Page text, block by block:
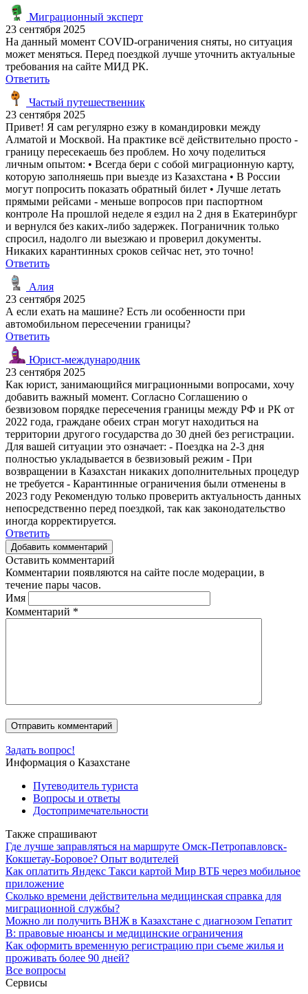
Миграционный эксперт
23 сентября 2025
На данный момент COVID-ограничения сняты, но ситуация
может меняться. Перед поездкой лучше уточнить актуальные
требования на сайте МИД РК.
Ответить
Частый путешественник
23 сентября 2025
Привет! Я сам регулярно езжу в командировки между
Алматой и Москвой. На практике всё действительно просто -
границу пересекаешь без проблем. Но хочу поделиться
личным опытом: • Всегда бери с собой миграционную карту,
которую заполняешь при выезде из Казахстана • В России
могут попросить показать обратный билет • Лучше летать
прямыми рейсами - меньше вопросов при паспортном
контроле На прошлой неделе я ездил на 2 дня в Екатеринбург
и вернулся без каких-либо задержек. Пограничник только
спросил, надолго ли выезжаю и проверил документы.
Никаких карантинных сроков сейчас нет, это точно!
Ответить
Алия
23 сентября 2025
А если ехать на машине? Есть ли особенности при
автомобильном пересечении границы?
Ответить
Юрист-международник
23 сентября 2025
Как юрист, занимающийся миграционными вопросами, хочу
добавить важный момент. Согласно Соглашению о
безвизовом порядке пересечения границы между РФ и РК от
2022 года, граждане обеих стран могут находиться на
территории другого государства до 30 дней без регистрации.
Для вашей ситуации это означает: - Поездка на 2-3 дня
полностью укладывается в безвизовый режим - При
возвращении в Казахстан никаких дополнительных процедур
не требуется - Карантинные ограничения были отменены в
2023 году Рекомендую только проверить актуальность данных
непосредственно перед поездкой, так как законодательство
иногда корректируется.
Ответить
Добавить комментарий
Оставить комментарий
Комментарии появляются на сайте после модерации, в
течение пары часов.
Имя
Комментарий *
Задать вопрос!
Информация о Казахстане
Путеводитель туриста
Вопросы и ответы
Достопримечательности
Также спрашивают
Где лучше заправляться на маршруте Омск-Петропавловск-
Кокшетау-Боровое? Опыт водителей
Как оплатить Яндекс Такси картой Мир ВТБ через мобильное
приложение
Сколько времени действительна медицинская справка для
миграционной службы?
Можно ли получить ВНЖ в Казахстане с диагнозом Гепатит
В: правовые нюансы и медицинские ограничения
Как оформить временную регистрацию при съеме жилья и
проживать более 90 дней?
Все вопросы
Сервисы